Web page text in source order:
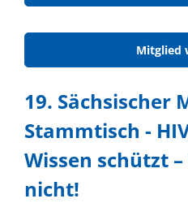
Mitglied
19. Sächsischer
Stammtisch -
Wissen schützt
nicht!